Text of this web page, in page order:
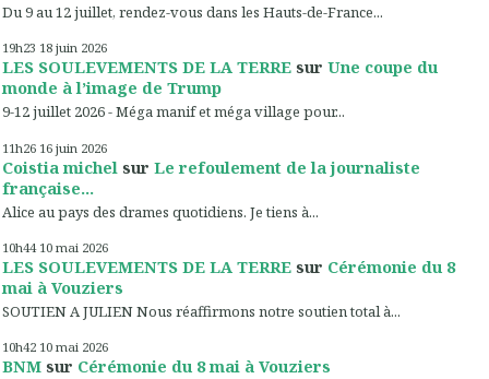
Du 9 au 12 juillet, rendez-vous dans les Hauts-de-France...
19h23 18 juin 2026
LES SOULEVEMENTS DE LA TERRE sur Une coupe du
monde à l’image de Trump
9-12 juillet 2026 - Méga manif et méga village pour...
11h26 16 juin 2026
Coistia michel sur Le refoulement de la journaliste
française...
Alice au pays des drames quotidiens. Je tiens à...
10h44 10 mai 2026
LES SOULEVEMENTS DE LA TERRE sur Cérémonie du 8
mai à Vouziers
SOUTIEN A JULIEN Nous réaffirmons notre soutien total à...
10h42 10 mai 2026
BNM sur Cérémonie du 8 mai à Vouziers